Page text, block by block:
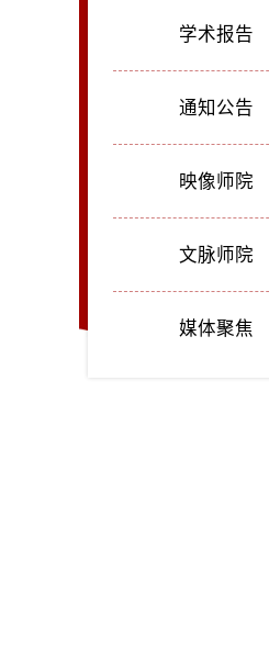
学术报告
通知公告
映像师院
文脉师院
媒体聚焦